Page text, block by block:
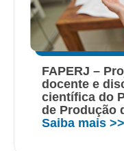
FAPERJ –
docente e
científica do
de Produção
Saiba mais >>